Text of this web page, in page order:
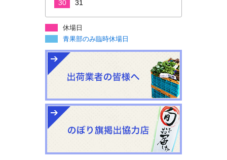
30
31
休場日
青果部のみ臨時休場日